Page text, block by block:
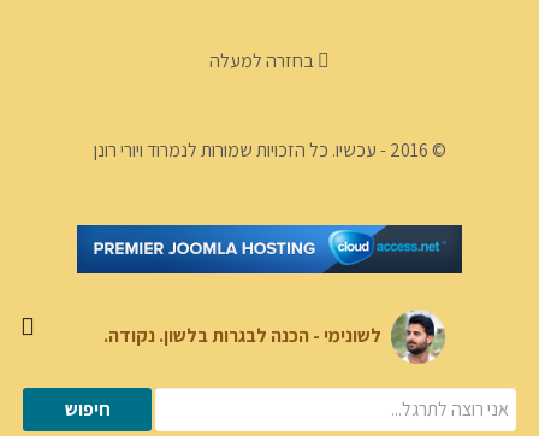
בחזרה למעלה
© 2016 - עכשיו. כל הזכויות שמורות לנמרוד ויורי רונן
לשונימי - הכנה לבגרות בלשון. נקודה.